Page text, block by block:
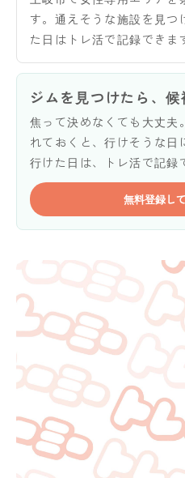
す。通えそうな施設を見つ
た日はトレ活で記録できま
ジムを見つけたら、候
焦って決めなくても大丈夫
れておくと、行けそうな日
行けた日は、トレ活で記録
無料登録し